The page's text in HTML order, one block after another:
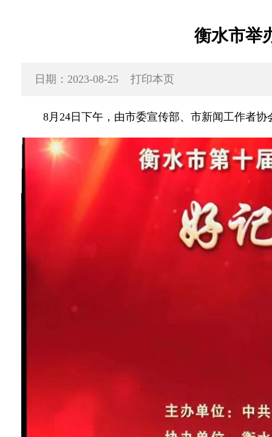
衡水市举
日期：2023-08-25 打印本页
8月24日下午，由市委宣传部、市新闻工作者